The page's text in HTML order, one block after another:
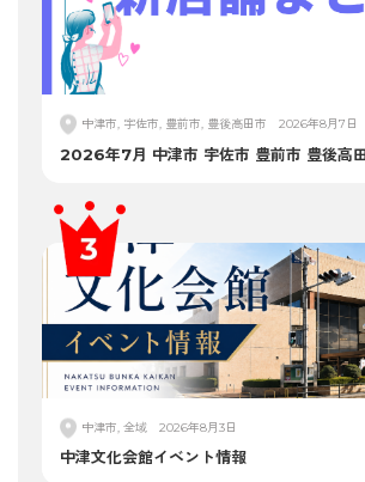
中津市, 宇佐市, 豊前市, 豊後高田市 2026年8月7日
2026年7月 中津市 宇佐市 豊前市 豊後高
中津市, 全域 2026年8月3日
中津文化会館イベント情報